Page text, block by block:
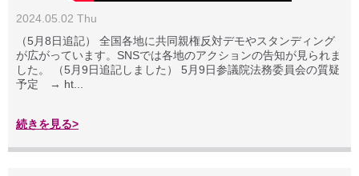
2024.05.02 Thu
（5月8日追記） 全国各地に共同親権反対デモやスタンディング
が広がっています。SNSでは各地のアクションの告知が見られま
した。 （5月9日追記しました） 5月9日参議院法務委員会の質疑
予定 → ht...
続きを見る>